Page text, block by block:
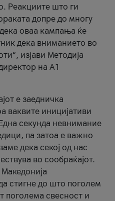
Реакциите што ги
допре до многу
оваа кампања ќе
дека вниманието во
изјави Методија
на А1
е заедничка
ваквите иницијативи
секунда невнимание
па затоа е важно
дека секој од нас
во сообраќајот.
стигне до што поголем
поголема свесност и